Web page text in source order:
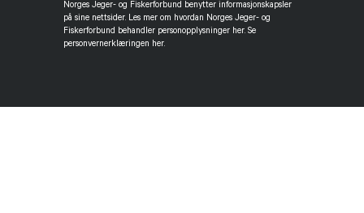
Norges Jeger- og Fiskerforbund benytter informasjonskapsler
på sine nettsider. Les mer om hvordan Norges Jeger- og
Fiskerforbund behandler personopplysninger her. Se
personvernerklæringen her.